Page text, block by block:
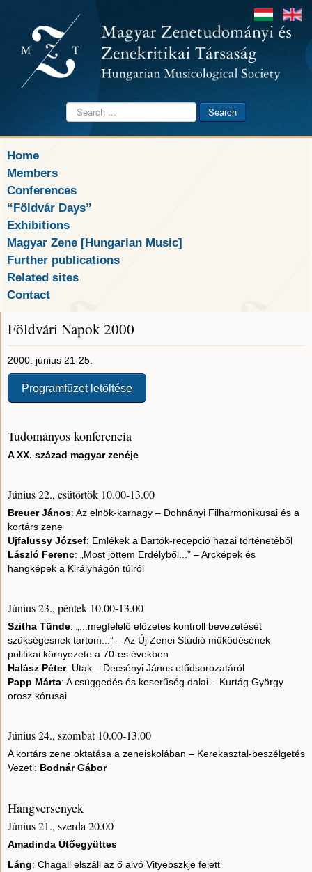
Search
...
Search
Home
Members
Conferences
“Földvár Days”
Exhibitions
Magyar Zene [Hungarian Music]
Further publications
Related sites
Contact
Földvári Napok 2000
2000. június 21-25.
Programfüzet letöltése
Tudományos konferencia
A XX. század magyar zenéje
Június 22., csütörtök 10.00-13.00
Breuer János: Az elnök-karnagy – Dohnányi Filharmonikusai és a
kortárs zene
Ujfalussy József: Emlékek a Bartók-recepció hazai történetéből
László Ferenc: „Most jöttem Erdélyből...” – Arcképek és
hangképek a Királyhágón túlról
Június 23., péntek 10.00-13.00
Szitha Tünde: „...megfelelő előzetes kontroll bevezetését
szükségesnek tartom...” – Az Új Zenei Stúdió működésének
politikai környezete a 70-es években
Halász Péter: Utak – Decsényi János etűdsorozatáról
Papp Márta: A csüggedés és keserűség dalai – Kurtág György
orosz kórusai
Június 24., szombat 10.00-13.00
A kortárs zene oktatása a zeneiskolában – Kerekasztal-beszélgetés
Vezeti: Bodnár Gábor
Hangversenyek
Június 21., szerda 20.00
Amadinda Ütőegyüttes
Láng: Chagall elszáll az ő alvó Vityebszkje felett